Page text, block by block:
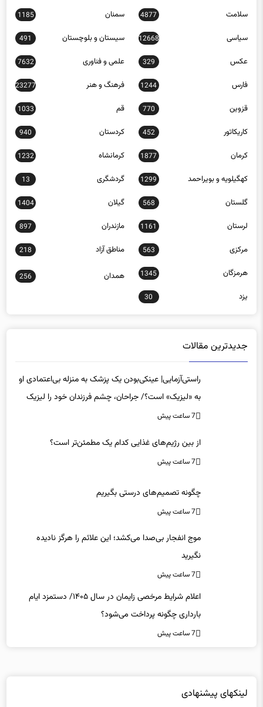
سلامت 4877 سمنان 1185
سیاسی 12668 سیستان و بلوچستان 491
عکس 329 علمی و فناوری 7632
فارس 1244 فرهنگ و هنر 23277
قزوین 770 قم 1033
کاریکاتور 452 کردستان 940
کرمان 1877 کرمانشاه 1232
کهگیلویه و بویراحمد 1299 گردشگری 13
گلستان 568 گیلان 1404
لرستان 1161 مازندران 897
مرکزی 563 مناطق آزاد 218
هرمزگان 1345 همدان 256
یزد 30
جدیدترین مقالات
راستی‌آزمایی| عینکی‌بودن یک پزشک به منزله بی‌اعتمادی او
به «لیزیک» است؟/ جراحان، چشم فرزندان خود را لیزیک
می‌کنند؟
7 ساعت پیش
از بین رژیم‌های غذایی کدام یک مطمئن‌تر است؟‌
7 ساعت پیش
چگونه تصمیم‌های درستی بگیریم
7 ساعت پیش
موج انفجار بی‌صدا می‌کشد؛ این علائم را هرگز نادیده
نگیرید
7 ساعت پیش
اعلام شرایط مرخصی زایمان در سال ۱۴۰۵/ دستمزد ایام
بارداری چگونه پرداخت می‌شود؟
7 ساعت پیش
لینکهای پیشنهادی